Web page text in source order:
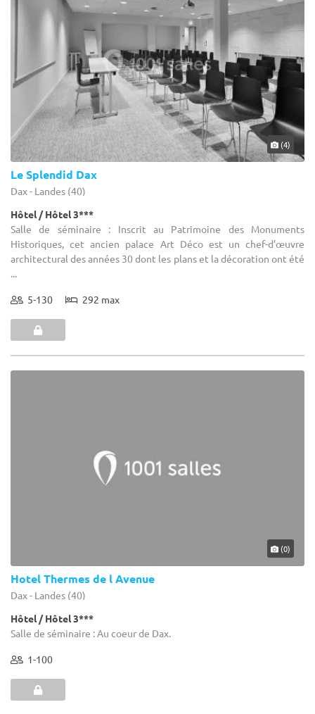
(4)
Le Splendid Dax
Dax - Landes (40)
Hôtel / Hôtel 3***
Salle de séminaire : Inscrit au Patrimoine des Monuments
Historiques, cet ancien palace Art Déco est un chef-d’œuvre
architectural des années 30 dont les plans et la décoration ont été
...
5-130 292 max
(0)
Hotel Thermes de l Avenue
Dax - Landes (40)
Hôtel / Hôtel 3***
Salle de séminaire : Au coeur de Dax.
1-100